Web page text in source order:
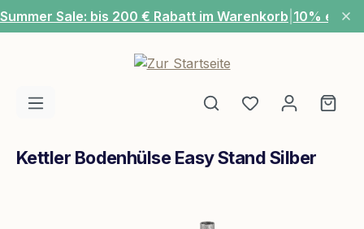
Zum Hauptinhalt springen
Summer Sale: bis 200 € Rabatt im Warenkorb 10% extra
Du hast 0
Kettler Bodenhülse Easy Stand Silber